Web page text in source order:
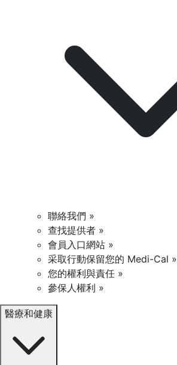
聯絡我們 »
查找提供者 »
會員入口網站 »
采取行動保留您的 Medi-Cal »
您的權利與責任 »
參保人權利 »
醫療和健康